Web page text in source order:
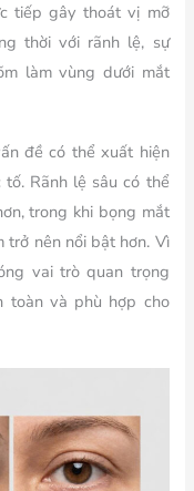
tiếp gây thoát vị mỡ
thời với rãnh lệ, sự
làm vùng dưới mắt
đề có thể xuất hiện
Rãnh lệ sâu có thể
trong khi bọng mắt
trở nên nổi bật hơn. Vì
vai trò quan trọng
toàn và phù hợp cho